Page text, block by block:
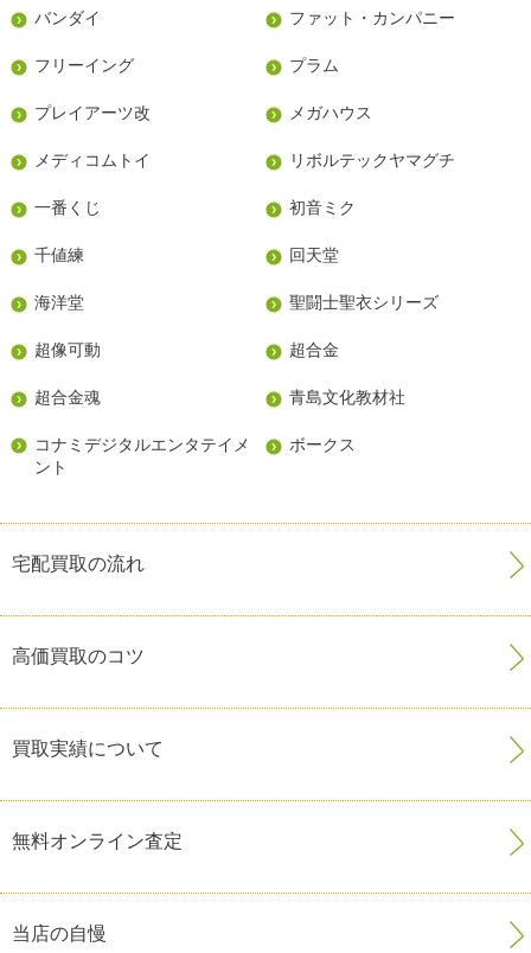
バンダイ ファット・カンパニー
フリーイング プラム
プレイアーツ改 メガハウス
メディコムトイ リボルテックヤマグチ
一番くじ 初音ミク
千値練 回天堂
海洋堂 聖闘士聖衣シリーズ
超像可動 超合金
超合金魂 青島文化教材社
コナミデジタルエンタテイメ
ント
ボークス
宅配買取の流れ
高価買取のコツ
買取実績について
無料オンライン査定
当店の自慢